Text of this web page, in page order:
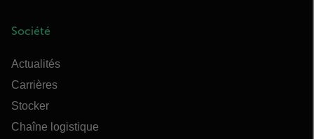
Société
Actualités
Carrières
Stocker
Chaîne logistique